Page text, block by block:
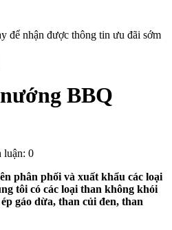
để nhận được thông tin ưu đãi sớm
BBQ
luận: 0
phân phối và xuất khẩu các loại
tôi có các loại than không khói
gáo dừa, than củi đen, than